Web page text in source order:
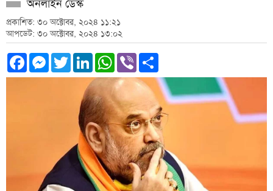
অনলাইন ডেস্ক
প্রকাশিত: ৩০ অক্টোবর, ২০২৪ ১১:২১
আপডেট: ৩০ অক্টোবর, ২০২৪ ১৩:০২
Facebook
Messenger
TwitterLinkedInWhatsApp
Viber